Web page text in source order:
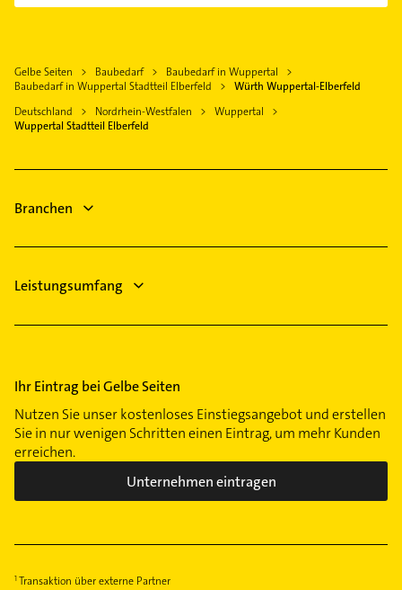
Hattingen Ruhr
Ennepetal
Wermelskirchen
Dachdecker
Zahnarzt
Rechtsanwalt
Elektroinstallation
Phoniatrie
Gartenbau & Landschaftsbau
Zahnarzt
Gelbe Seiten Baubedarf
Baubedarf in Wuppertal
Baubedarf in Wuppertal Stadtteil Elberfeld
Würth Wuppertal-Elberfeld
Deutschland
Nordrhein-Westfalen
Wuppertal
Wuppertal Stadtteil Elberfeld
Branchen
Leistungsumfang
Ihr Eintrag bei Gelbe Seiten
Nutzen Sie unser kostenloses Einstiegsangebot und erstellen
Sie in nur wenigen Schritten einen Eintrag, um mehr Kunden
erreichen.
Unternehmen eintragen
Transaktion über externe Partner